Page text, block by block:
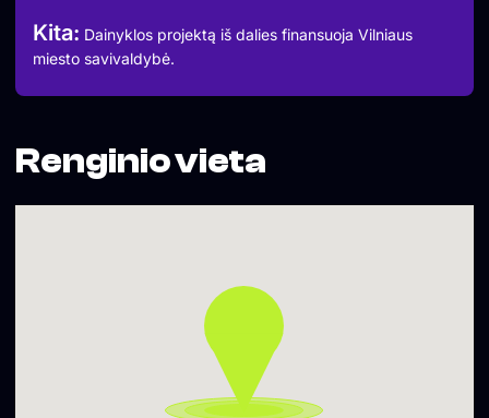
Kita: Dainyklos projektą iš dalies finansuoja Vilniaus
miesto savivaldybė.
Renginio vieta